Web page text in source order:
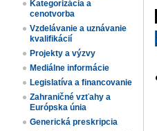
Kategorizácia a
cenotvorba
Vzdelávanie a uznávanie
kvalifikácií
Projekty a výzvy
Mediálne informácie
Legislatíva a financovanie
Zahraničné vzťahy a
Európska únia
Generická preskripcia